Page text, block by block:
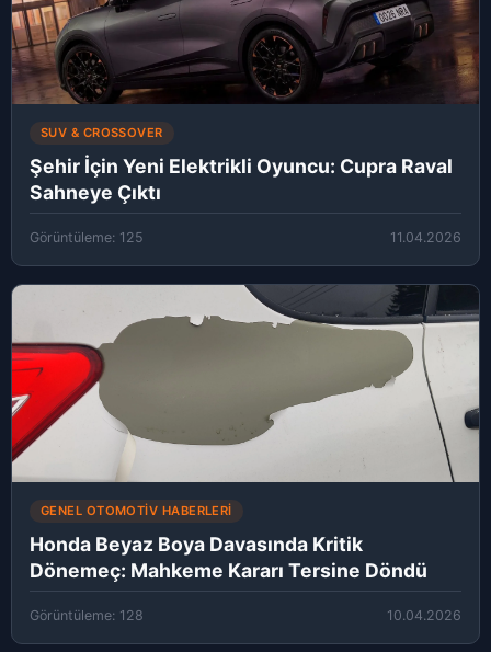
SUV & CROSSOVER
Şehir İçin Yeni Elektrikli Oyuncu: Cupra Raval
Sahneye Çıktı
Görüntüleme: 125 11.04.2026
GENEL OTOMOTIV HABERLERI
Honda Beyaz Boya Davasında Kritik
Dönemeç: Mahkeme Kararı Tersine Döndü
Görüntüleme: 128 10.04.2026